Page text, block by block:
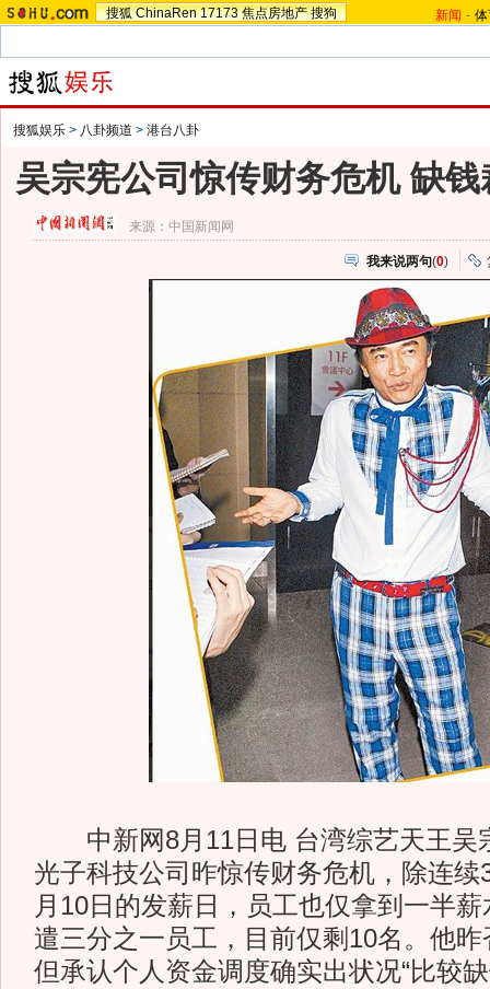
搜狐 ChinaRen 17173 焦点房地产 搜狗 新闻 -
搜狐娱乐 > 八卦频道 > 港台八卦
吴宗宪公司惊传财务危机 缺
来源： 中国新闻网
我来说两句(0)
中新网8月11日电 台湾综艺天王吴
光子科技公司昨惊传财务危机，除连
月10日的发薪日，员工也仅拿到一半
遣三分之一员工，目前仅剩10名。他
但承认个人资金调度确实出状况“比较